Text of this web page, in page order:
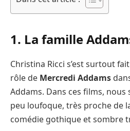
1. La famille
Christina Ricci s’est surtout
rôle de Mercredi Addams
Addams. Dans ces films,
peu loufoque, très proche de
comédie gothique et sombre